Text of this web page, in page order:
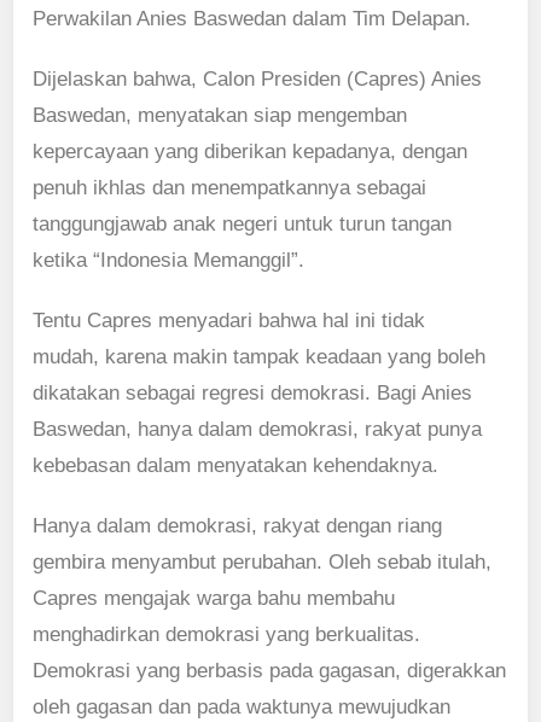
Perwakilan Anies Baswedan dalam Tim Delapan.
Dijelaskan bahwa, Calon Presiden (Capres) Anies
Baswedan, menyatakan siap mengemban
kepercayaan yang diberikan kepadanya, dengan
penuh ikhlas dan menempatkannya sebagai
tanggungjawab anak negeri untuk turun tangan
ketika “Indonesia Memanggil”.
Tentu Capres menyadari bahwa hal ini tidak
mudah, karena makin tampak keadaan yang boleh
dikatakan sebagai regresi demokrasi. Bagi Anies
Baswedan, hanya dalam demokrasi, rakyat punya
kebebasan dalam menyatakan kehendaknya.
Hanya dalam demokrasi, rakyat dengan riang
gembira menyambut perubahan. Oleh sebab itulah,
Capres mengajak warga bahu membahu
menghadirkan demokrasi yang berkualitas.
Demokrasi yang berbasis pada gagasan, digerakkan
oleh gagasan dan pada waktunya mewujudkan